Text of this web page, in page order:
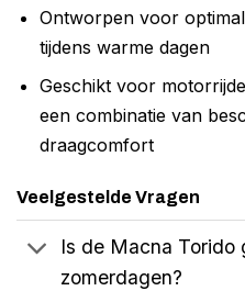
Ontworpen voor
tijdens warme dagen
Geschikt voor
een combinatie van
draagcomfort
Veelgestelde Vragen
Is de Macna Torido
zomerdagen?